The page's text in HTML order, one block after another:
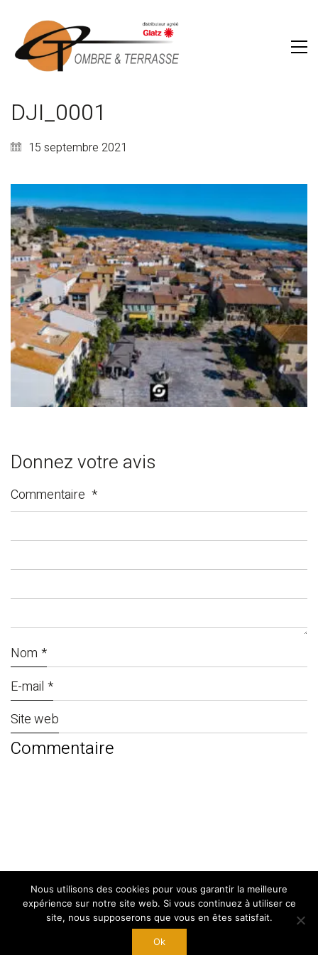
DJI_0001
15 septembre 2021
Donnez votre avis
Commentaire *
Nom *
E-mail *
Site web
© Copyright 2024. ByWest Adgency|
Mentions Légales
Nous utilisons des cookies pour vous garantir la meilleure
expérience sur notre site web. Si vous continuez à utiliser ce
site, nous supposerons que vous en êtes satisfait.
Ok